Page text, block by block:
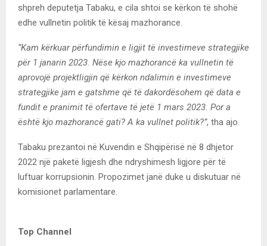
shpreh deputetja Tabaku, e cila shtoi se kërkon të shohë
edhe vullnetin politik të kësaj mazhorance.
“Kam kërkuar përfundimin e ligjit të investimeve strategjike
për 1 janarin 2023. Nëse kjo mazhorancë ka vullnetin të
aprovojë projektligjin që kërkon ndalimin e investimeve
strategjike jam e gatshme që të dakordësohem që data e
fundit e pranimit të ofertave të jetë 1 mars 2023. Por a
është kjo mazhorancë gati? A ka vullnet politik?”, tha ajo.
Tabaku prezantoi në Kuvendin e Shqipërisë në 8 dhjetor
2022 një paketë ligjesh dhe ndryshimesh ligjore për të
luftuar korrupsionin. Propozimet janë duke u diskutuar në
komisionet parlamentare.
Top Channel